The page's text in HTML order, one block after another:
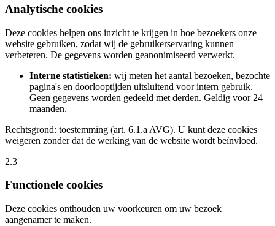
Analytische cookies
Deze cookies helpen ons inzicht te krijgen in hoe bezoekers onze
website gebruiken, zodat wij de gebruikerservaring kunnen
verbeteren. De gegevens worden geanonimiseerd verwerkt.
Interne statistieken: wij meten het aantal bezoeken, bezochte
pagina's en doorlooptijden uitsluitend voor intern gebruik.
Geen gegevens worden gedeeld met derden. Geldig voor 24
maanden.
Rechtsgrond: toestemming (art. 6.1.a AVG). U kunt deze cookies
weigeren zonder dat de werking van de website wordt beïnvloed.
2.3
Functionele cookies
Deze cookies onthouden uw voorkeuren om uw bezoek
aangenamer te maken.